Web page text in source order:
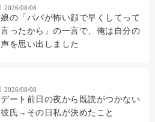
2026/08/08
娘の「パパが怖い顔で早くしてって
言ったから」の一言で、俺は自分の
声を思い出しました
2026/08/08
デート前日の夜から既読がつかない
彼氏→その日私が決めたこと